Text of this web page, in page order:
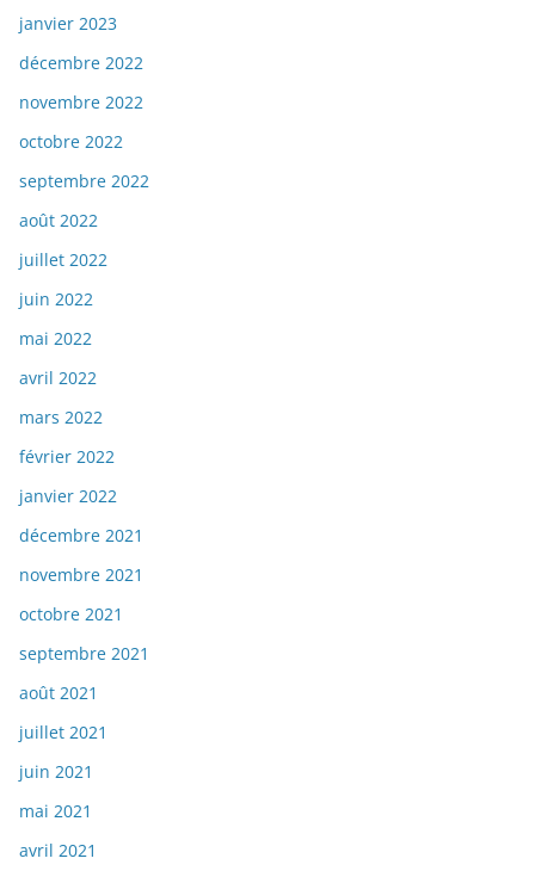
janvier 2023
décembre 2022
novembre 2022
octobre 2022
septembre 2022
août 2022
juillet 2022
juin 2022
mai 2022
avril 2022
mars 2022
février 2022
janvier 2022
décembre 2021
novembre 2021
octobre 2021
septembre 2021
août 2021
juillet 2021
juin 2021
mai 2021
avril 2021